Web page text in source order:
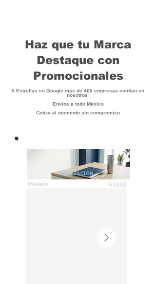
5 Estrellas en Google mas de 400 empresas confían en
nosotros
Envíos a todo México
Cotiza al momento sin compromiso
Haz que tu Marca
Destaque con
Promocionales
COTIZACIÓN
Modelo A3168